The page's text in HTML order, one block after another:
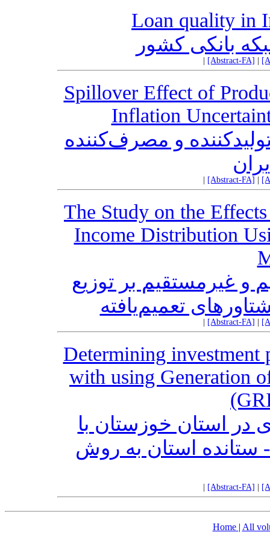
Loan quality in
بانکی کشور
[Abstract-FA]
Spillover Effect of
Inflation
و مصرف‌کننده
[Abstract-FA]
The Study on the
Income Distribution
و غیرمستقیم بر توزیع
تعمیم‌یافته
[Abstract-FA]
Determining investment
with using Generation
در استان خوزستان با
ستانده استان به روش
[Abstract-FA]
Home | All